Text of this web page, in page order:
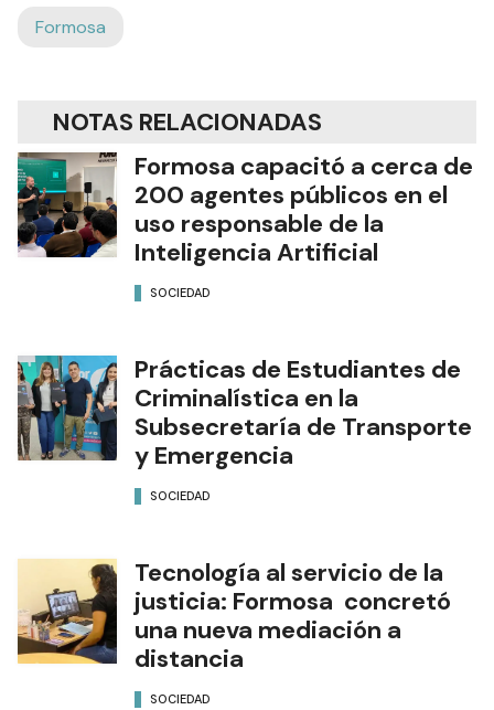
Formosa
NOTAS RELACIONADAS
Formosa capacitó a cerca de
200 agentes públicos en el
uso responsable de la
Inteligencia Artificial
SOCIEDAD
Prácticas de Estudiantes de
Criminalística en la
Subsecretaría de Transporte
y Emergencia
SOCIEDAD
Tecnología al servicio de la
justicia: Formosa concretó
una nueva mediación a
distancia
SOCIEDAD